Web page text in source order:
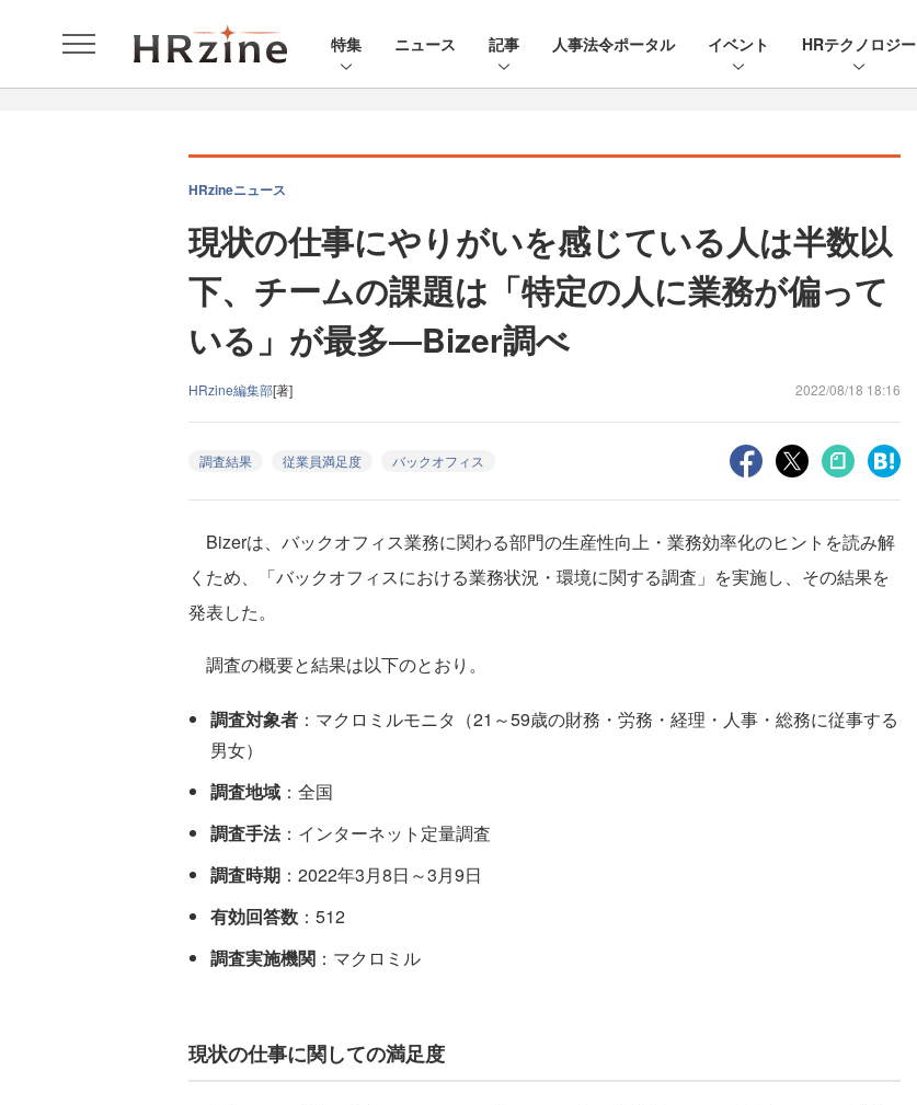
特集 ニュース 記事 人事法令ポータル イベント HRテクノロジー
HRzineニュース
現状の仕事にやりがいを感じている人は半数以
下、チームの課題は「特定の人に業務が偏って
いる」が最多―Bizer調べ
HRzine編集部[著] 2022/08/18 18:16
調査結果 従業員満足度 バックオフィス
Bizerは、バックオフィス業務に関わる部門の生産性向上・業務効率化のヒントを読み解
くため、「バックオフィスにおける業務状況・環境に関する調査」を実施し、その結果を
発表した。
調査の概要と結果は以下のとおり。
調査対象者 ：マクロミルモニタ（21～59歳の財務・労務・経理・人事・総務に従事する
男女）
調査地域 ：全国
調査手法：インターネット定量調査
調査時期 ：2022年3月8日～3月9日
有効回答数 ：512
調査実施機関 ：マクロミル
現状の仕事に関しての満足度